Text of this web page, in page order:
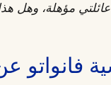
مؤهلة، وهل هذا
فانواتو